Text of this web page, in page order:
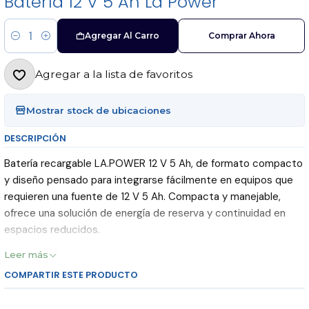
Cantidad
Agregar Al Carro Comprar Ahora
Agregar a la lista de favoritos
Mostrar stock de ubicaciones
DESCRIPCIÓN
Batería recargable LA.POWER 12 V 5 Ah, de formato compacto
y diseño pensado para integrarse fácilmente en equipos que
requieren una fuente de 12 V 5 Ah. Compacta y manejable,
ofrece una solución de energía de reserva y continuidad en
espacios reducidos.
Características principales:
Voltaje: 12 V.
Leer más
COMPARTIR ESTE PRODUCTO